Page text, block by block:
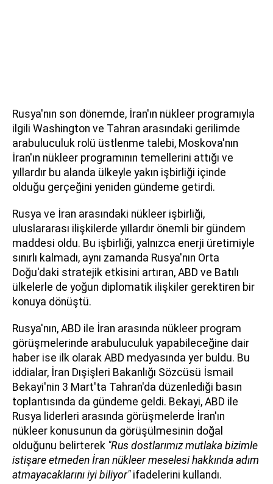
Rusya'nın son dönemde, İran'ın nükleer programıyla
ilgili Washington ve Tahran arasındaki gerilimde
arabuluculuk rolü üstlenme talebi, Moskova'nın
İran'ın nükleer programının temellerini attığı ve
yıllardır bu alanda ülkeyle yakın işbirliği içinde
olduğu gerçeğini yeniden gündeme getirdi.
Rusya ve İran arasındaki nükleer işbirliği,
uluslararası ilişkilerde yıllardır önemli bir gündem
maddesi oldu. Bu işbirliği, yalnızca enerji üretimiyle
sınırlı kalmadı, aynı zamanda Rusya'nın Orta
Doğu'daki stratejik etkisini artıran, ABD ve Batılı
ülkelerle de yoğun diplomatik ilişkiler gerektiren bir
konuya dönüştü.
Rusya'nın, ABD ile İran arasında nükleer program
görüşmelerinde arabuluculuk yapabileceğine dair
haber ise ilk olarak ABD medyasında yer buldu. Bu
iddialar, İran Dışişleri Bakanlığı Sözcüsü İsmail
Bekayi'nin 3 Mart'ta Tahran'da düzenlediği basın
toplantısında da gündeme geldi. Bekayi, ABD ile
Rusya liderleri arasında görüşmelerde İran'ın
nükleer konusunun da görüşülmesinin doğal
olduğunu belirterek "Rus dostlarımız mutlaka bizimle
istişare etmeden İran nükleer meselesi hakkında adım
atmayacaklarını iyi biliyor"ifadelerini kullandı.